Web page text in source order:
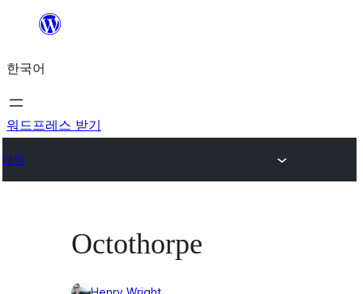
츠
로
바
가
한국어
워드프레스 받기
테마
Octothorpe